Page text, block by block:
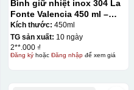
Bình giữ nhiệt inox 304 La
Fonte Valencia 450 ml –
012355
Kích thước: 450ml
TG sản xuất: 10 ngày
2**.000 ₫
Đăng kýhoặc Đăng nhậpđể xem giá